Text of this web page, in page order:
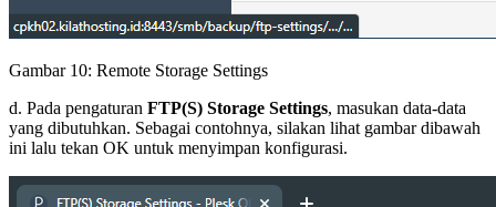
Gambar 10: Remote Storage Settings
d. Pada pengaturan FTP(S) Storage Settings, masukan data-data
yang dibutuhkan. Sebagai contohnya, silakan lihat gambar dibawah
ini lalu tekan OK untuk menyimpan konfigurasi.